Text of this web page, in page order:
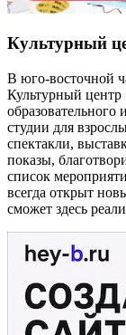
Культурный
В юго-восточной
Культурный
образовательного
студии для
спектакли,
показы,
список
всегда открыт
сможет здесь